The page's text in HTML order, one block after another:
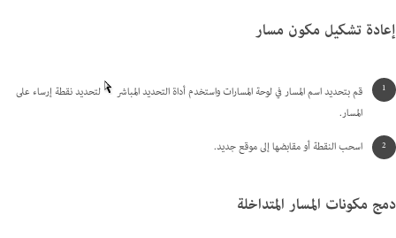
إعادة تشكيل مكون مسار
قم بتحديد اسم المسار في لوحة المسارات واستخدم أداة التحديد المباشر
لتحديد نقطة إرساء على
المسار.
اسحب النقطة أو مقابضها إلى موقع جديد.
دمج مكونات المسار المتداخلة